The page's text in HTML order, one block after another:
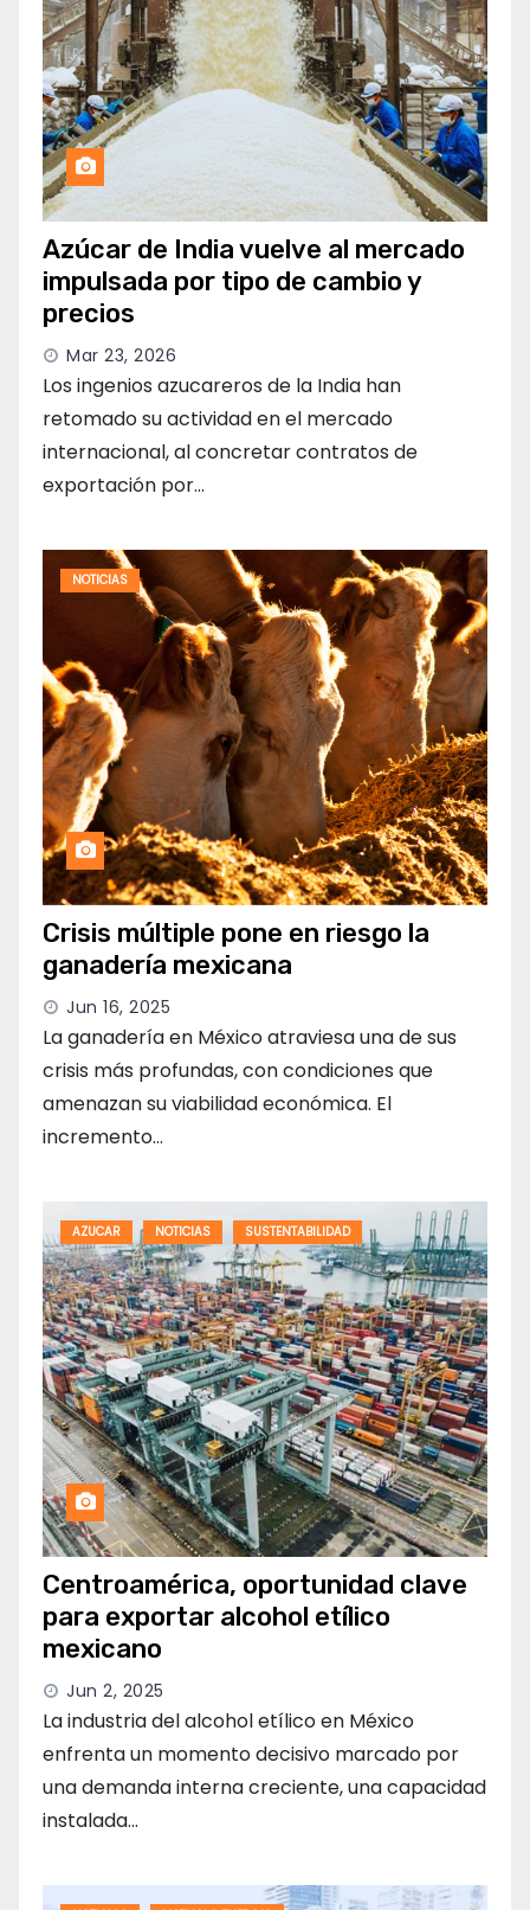
Azúcar de India vuelve al mercado
impulsada por tipo de cambio y
precios
Mar 23, 2026
Los ingenios azucareros de la India han
retomado su actividad en el mercado
internacional, al concretar contratos de
exportación por…
NOTICIAS
Crisis múltiple pone en riesgo la
ganadería mexicana
Jun 16, 2025
La ganadería en México atraviesa una de sus
crisis más profundas, con condiciones que
amenazan su viabilidad económica. El
incremento…
AZUCAR NOTICIAS SUSTENTABILIDAD
Centroamérica, oportunidad clave
para exportar alcohol etílico
mexicano
Jun 2, 2025
La industria del alcohol etílico en México
enfrenta un momento decisivo marcado por
una demanda interna creciente, una capacidad
instalada…